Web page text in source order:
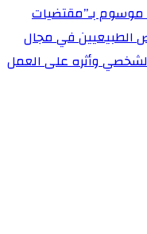
موسوم بـ”مقتضيات
الطبيعيين في مجال
وأثره على العمل